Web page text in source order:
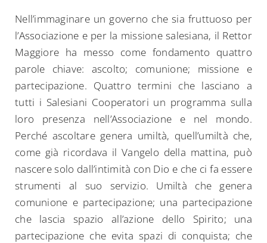
Nell’immaginare un governo che sia fruttuoso per
l’Associazione e per la missione salesiana, il Rettor
Maggiore ha messo come fondamento quattro
parole chiave: ascolto; comunione; missione e
partecipazione. Quattro termini che lasciano a
tutti i Salesiani Cooperatori un programma sulla
loro presenza nell’Associazione e nel mondo.
Perché ascoltare genera umiltà, quell’umiltà che,
come già ricordava il Vangelo della mattina, può
nascere solo dall’intimità con Dio e che ci fa essere
strumenti al suo servizio. Umiltà che genera
comunione e partecipazione; una partecipazione
che lascia spazio all’azione dello Spirito; una
partecipazione che evita spazi di conquista; che